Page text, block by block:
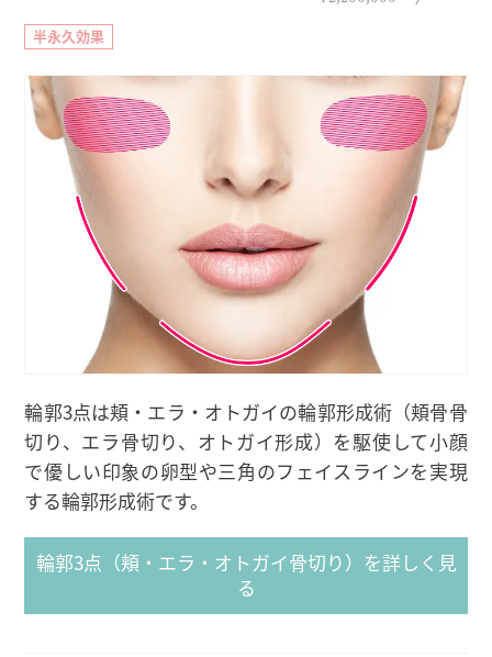
半永久効果
輪郭3点は頬・エラ・オトガイの輪郭形成術（頬骨骨
切り、エラ骨切り、オトガイ形成）を駆使して小顔
で優しい印象の卵型や三角のフェイスラインを実現
する輪郭形成術です。
輪郭3点（頬・エラ・オトガイ骨切り）を詳しく見
る